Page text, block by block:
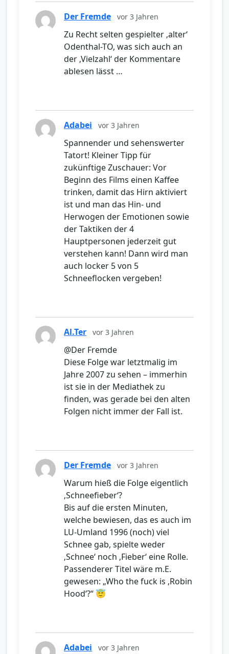
Der Fremde vor 3 Jahren
Zu Recht selten gespielter ‚alter‘
Odenthal-TO, was sich auch an
der ‚Vielzahl‘ der Kommentare
ablesen lässt …
Adabei vor 3 Jahren
Spannender und sehenswerter
Tatort! Kleiner Tipp für
zukünftige Zuschauer: Vor
Beginn des Films einen Kaffee
trinken, damit das Hirn aktiviert
ist und man das Hin- und
Herwogen der Emotionen sowie
der Taktiken der 4
Hauptpersonen jederzeit gut
verstehen kann! Dann wird man
auch locker 5 von 5
Schneeflocken vergeben!
Al.Ter vor 3 Jahren
@Der Fremde
Diese Folge war letztmalig im
Jahre 2007 zu sehen – immerhin
ist sie in der Mediathek zu
finden, was gerade bei den alten
Folgen nicht immer der Fall ist.
Der Fremde vor 3 Jahren
Warum hieß die Folge eigentlich
‚Schneefieber‘?
Bis auf die ersten Minuten,
welche bewiesen, das es auch im
LU-Umland 1996 (noch) viel
Schnee gab, spielte weder
‚Schnee‘ noch ‚Fieber‘ eine Rolle.
Passenderer Titel wäre m.E.
gewesen: „Who the fuck is ‚Robin
Hood‘?“ 😇
Adabei vor 3 Jahren